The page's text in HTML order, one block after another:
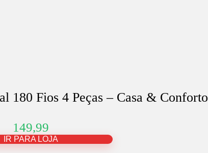
180 Fios 4 Peças – Casa & Conforto
149,99
IR PARA LOJA